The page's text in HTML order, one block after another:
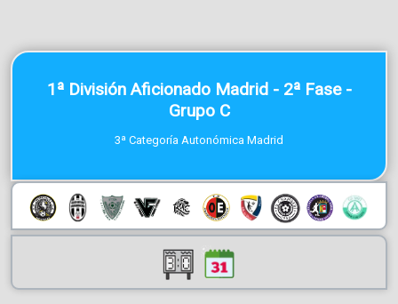
1ª División Aficionado Madrid - 2ª Fase -
Grupo C
3ª Categoría Autonómica Madrid